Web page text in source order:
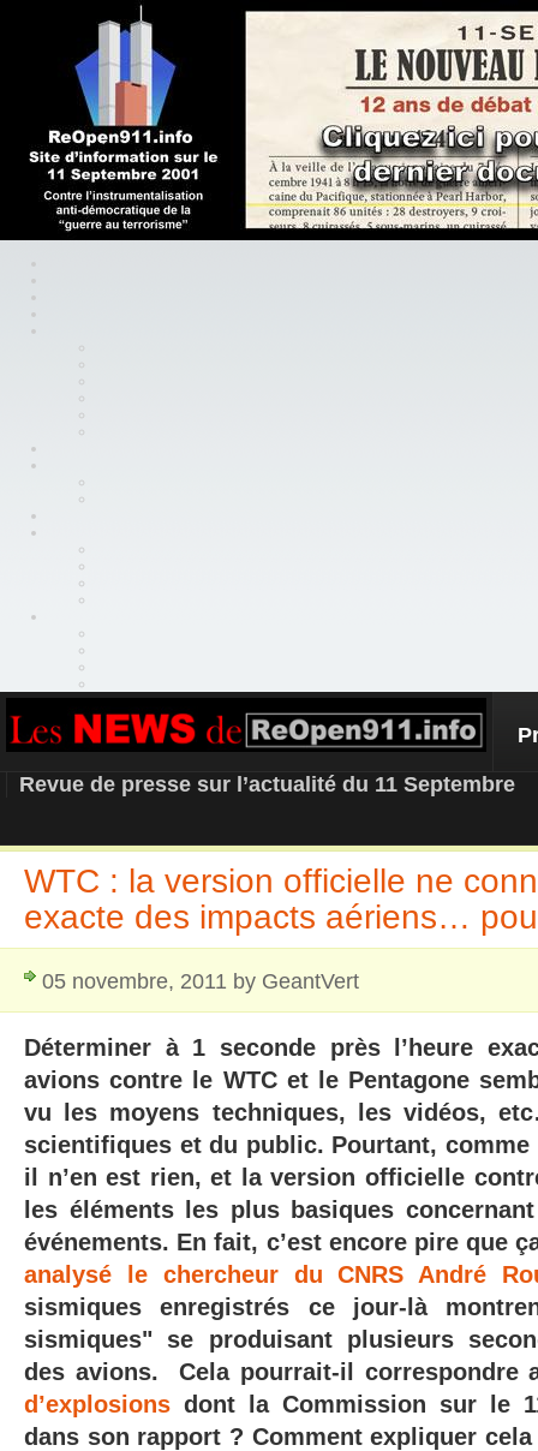
REOPEN911 – NEWS
Revue de presse sur l’actualité du 11 Septembre
WTC : la version officielle ne
exacte des impacts aériens…
05 novembre, 2011 by GeantVert
Déterminer à 1 seconde près l’heure
avions contre le WTC et le Pentagone
vu les moyens techniques, les vidéos,
scientifiques et du public. Pourtant,
il n’en est rien, et la version officielle
les éléments les plus basiques
événements. En fait, c’est encore pire que
analysé le chercheur du CNRS André
sismiques enregistrés ce jour-là
sismiques" se produisant plusieurs
des avions. Cela pourrait-il correspondre
d’explosions dont la Commission sur le
dans son rapport ? Comment expliquer